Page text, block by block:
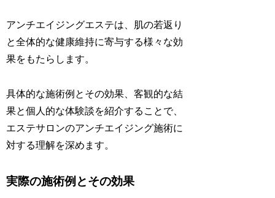
アンチエイジングエステは、肌の若返り
と全体的な健康維持に寄与する様々な効
果をもたらします。
具体的な施術例とその効果、客観的な結
果と個人的な体験談を紹介することで、
エステサロンのアンチエイジング施術に
対する理解を深めます。
実際の施術例とその効果